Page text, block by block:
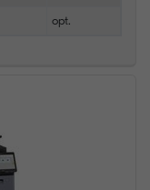
opt.